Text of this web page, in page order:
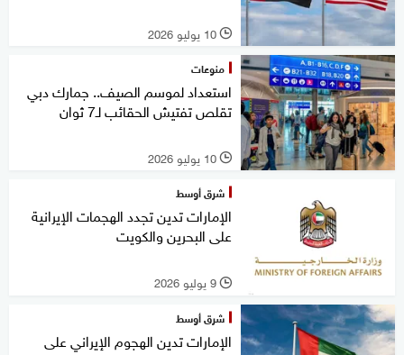
l 10 يوليو 2026
منوعات
استعداد لموسم الصيف.. جمارك دبي
تقلص تفتيش الحقائب لـ7 ثوان
l 10 يوليو 2026
شرق أوسط
الإمارات تدين تجدد الهجمات الإيرانية
على البحرين والكويت
l 9 يوليو 2026
شرق أوسط
الإمارات تدين الهجوم الإيراني على